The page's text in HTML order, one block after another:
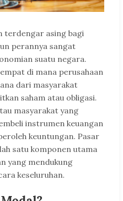
terdengar asing bagi
perannya sangat
suatu negara.
di mana perusahaan
dari masyarakat
saham atau obligasi.
masyarakat yang
instrumen keuangan
keuntungan. Pasar
satu komponen utama
yang mendukung
keseluruhan.